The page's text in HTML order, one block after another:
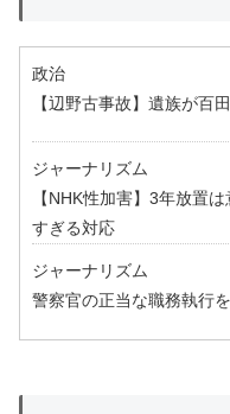
政治
【辺野古事故】遺族が百
ジャーナリズム
【NHK性加害】3年放置
すぎる対応
ジャーナリズム
警察官の正当な職務執行